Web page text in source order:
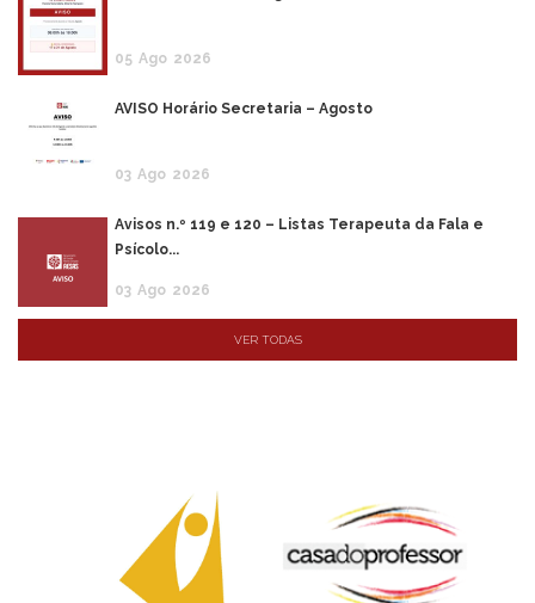
05 Ago 2026
AVISO Horário Secretaria – Agosto
03 Ago 2026
Avisos n.º 119 e 120 – Listas Terapeuta da Fala e
Psícolo...
03 Ago 2026
VER TODAS